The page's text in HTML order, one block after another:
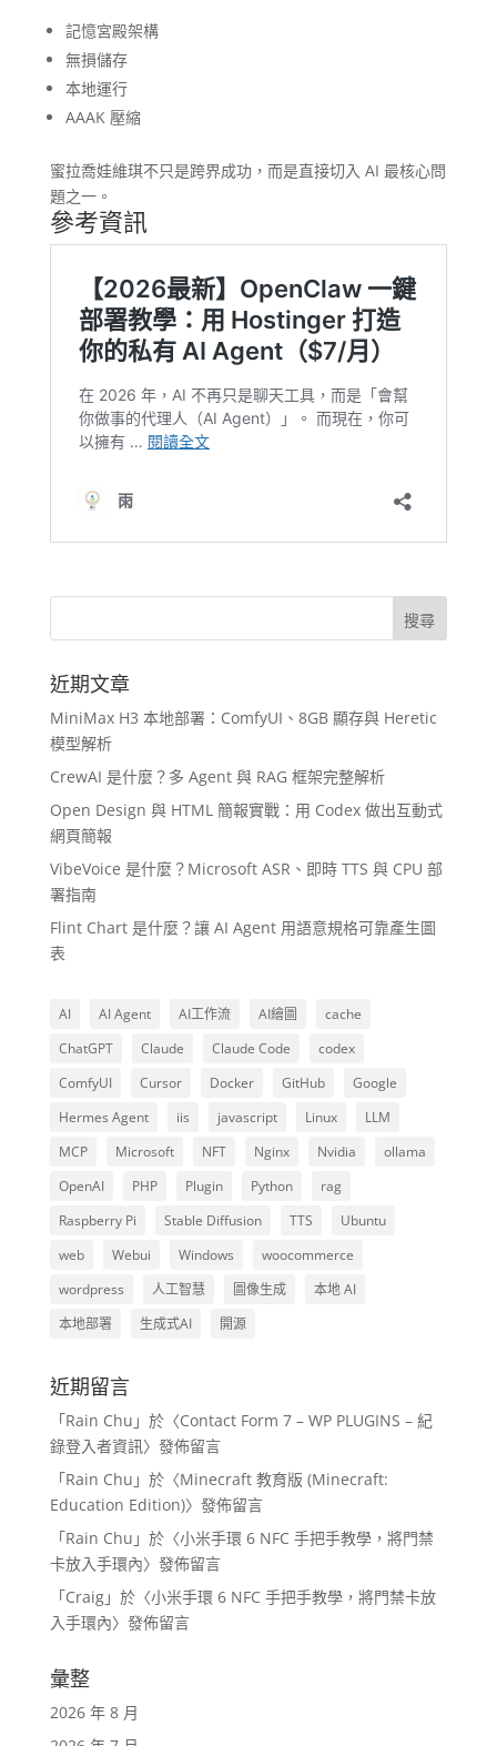
記憶宮殿架構
無損儲存
本地運行
AAAK 壓縮
蜜拉喬娃維琪不只是跨界成功，而是直接切入 AI 最核心問
題之一。
參考資訊
近期文章
MiniMax H3 本地部署：ComfyUI、8GB 顯存與 Heretic
模型解析
CrewAI 是什麼？多 Agent 與 RAG 框架完整解析
Open Design 與 HTML 簡報實戰：用 Codex 做出互動式
網頁簡報
VibeVoice 是什麼？Microsoft ASR、即時 TTS 與 CPU 部
署指南
Flint Chart 是什麼？讓 AI Agent 用語意規格可靠產生圖
表
AI AI Agent AI工作流 AI繪圖
cache
ChatGPT
Claude Claude Code
codex
ComfyUI
Cursor Docker GitHub
Google
Hermes Agent
iis javascript Linux
LLM
MCP
Microsoft NFT Nginx Nvidia
ollama
OpenAI
PHP Plugin Python
rag
Raspberry Pi
Stable Diffusion TTS
Ubuntu
web
Webui Windows
woocommerce
wordpress
人工智慧 圖像生成
本地 AI
本地部署
生成式AI 開源
近期留言
「Rain Chu 」於〈Contact Form 7 – WP PLUGINS – 紀
錄登入者資訊〉發佈留言
「Rain Chu 」於〈Minecraft 教育版 (Minecraft:
Education Edition)〉發佈留言
「Rain Chu 」於〈小米手環 6 NFC 手把手教學，將門禁
卡放入手環內〉發佈留言
「Craig」於〈小米手環 6 NFC 手把手教學，將門禁卡放
入手環內〉發佈留言
彙整
2026 年 8 月